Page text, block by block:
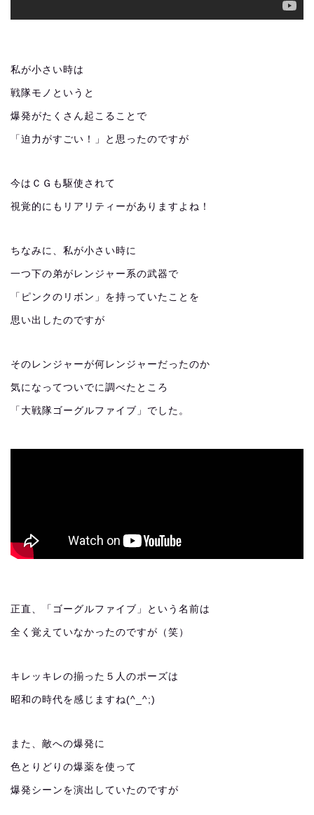
私が小さい時は
戦隊モノというと
爆発がたくさん起こることで
「迫力がすごい！」と思ったのですが
今はＣＧも駆使されて
視覚的にもリアリティーがありますよね！
ちなみに、私が小さい時に
一つ下の弟がレンジャー系の武器で
「ピンクのリボン」を持っていたことを
思い出したのですが
そのレンジャーが何レンジャーだったのか
気になってついでに調べたところ
「大戦隊ゴーグルファイブ」でした。
正直、「ゴーグルファイブ」という名前は
全く覚えていなかったのですが（笑）
キレッキレの揃った５人のポーズは
昭和の時代を感じますね(^_^;)
また、敵への爆発に
色とりどりの爆薬を使って
爆発シーンを演出していたのですが